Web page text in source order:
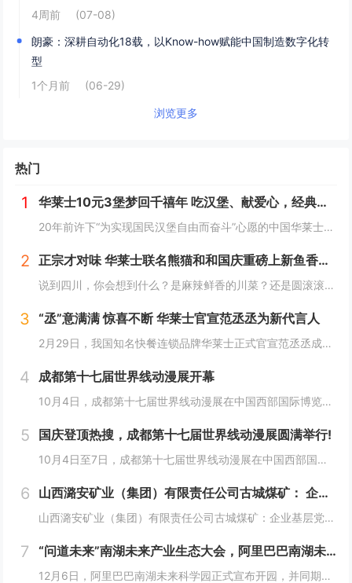
4周前
(07-08)
朗豪：深耕自动化18载，以Know-how赋能中国制造数字化转
型
1个月前
(06-29)
浏览更多
热门
1 华莱士10元3堡梦回千禧年 吃汉堡、献爱心，经典好滋味回馈社会
20年前许下“为实现国民汉堡自由而奋斗”心愿的中国华莱士可能没有想到，2024年华莱士汉堡价格居然“卷”出了首店开业的价格！9月1日，“2024华华汉堡节”正式开启，而此次汉堡节，华莱士也是下了“血本”来回馈「华门信徒」，10块钱就能吃到3...
2 正宗才对味 华莱士联名熊猫和和国庆重磅上新鱼香肉丝鸡腿堡
说到四川，你会想到什么？是麻辣鲜香的川菜？还是圆滚滚可爱的国宝“胖达”？华莱士寻味中国系列终于来到了川蜀之地，与央视动漫熊猫和和联名，9月20日重磅上新华莱士川蜀鱼香肉丝风味鸡腿堡，从舌尖出发，探寻川蜀美食的“灵魂”。中国华莱士一直秉承着传...
3 “丞”意满满 惊喜不断 华莱士官宣范丞丞为新代言人
2月29日，我国知名快餐连锁品牌华莱士正式官宣范丞丞成为中国华莱士的品牌代言人。配合官宣，华莱士携手范丞丞发布了全新的品牌TVC，还为范丞丞的粉丝们量身定制了“丞意满满”的惊喜，与范丞丞共同开启创意十足的“春日之旅”。“丞”至金开，共掀美食...
4 成都第十七届世界线动漫展开幕
10月4日，成都第十七届世界线动漫展在中国西部国际博览城开幕。本届展会以“逐浪追风，记秋航行”为主题，涵盖品牌展商互动、主题游戏体验、沉浸主题摄影、声优大赛、电竞比赛、嘉宾签售、主题巡游和IP周边销售等核心内容。展会服务继续升级！成都第十七...
5 国庆登顶热搜，成都第十七届世界线动漫展圆满举行!
10月4日至7日，成都第十七届世界线动漫展在中国西部国际博览城成功举行。世界线动漫展是成都本土市场孕育的动漫展会，凭借独特的游戏体验和品牌展商互动内容，在年轻二次元人群好评如潮，成为了西部地区受众人数最多、规模最大的动漫展会。成都第十七届世...
6 山西潞安矿业（集团）有限责任公司古城煤矿： 企业基层党组织如何围绕中心工作发挥宣传赋能作用
山西潞安矿业（集团）有限责任公司古城煤矿：企业基层党组织如何围绕中心工作发挥宣传赋能作用 习近平总书记指出，做好新形势下宣传思想工作，必须自觉承担起举旗帜、聚民心、育新人、兴文化、展形象的使命任务，这为国企做好宣传思想工作提供了根...
7 “问道未来”南湖未来产业生态大会，阿里巴巴南湖未来科学园正式宣布开园
12月6日，阿里巴巴南湖未来科学园正式宣布开园，并同期举办了“问道未来——南湖未来产业生态大会”。此次活动中，由阿里巴巴达摩院主导的湖畔实验室、中国科学院院士叶志镇团队、西湖大学裴端卿教授实验室等共计106家科技创新企业及实验室正式入驻并举...